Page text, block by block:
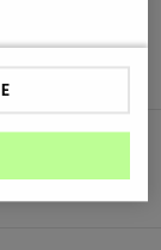
Tak
i inni
występy